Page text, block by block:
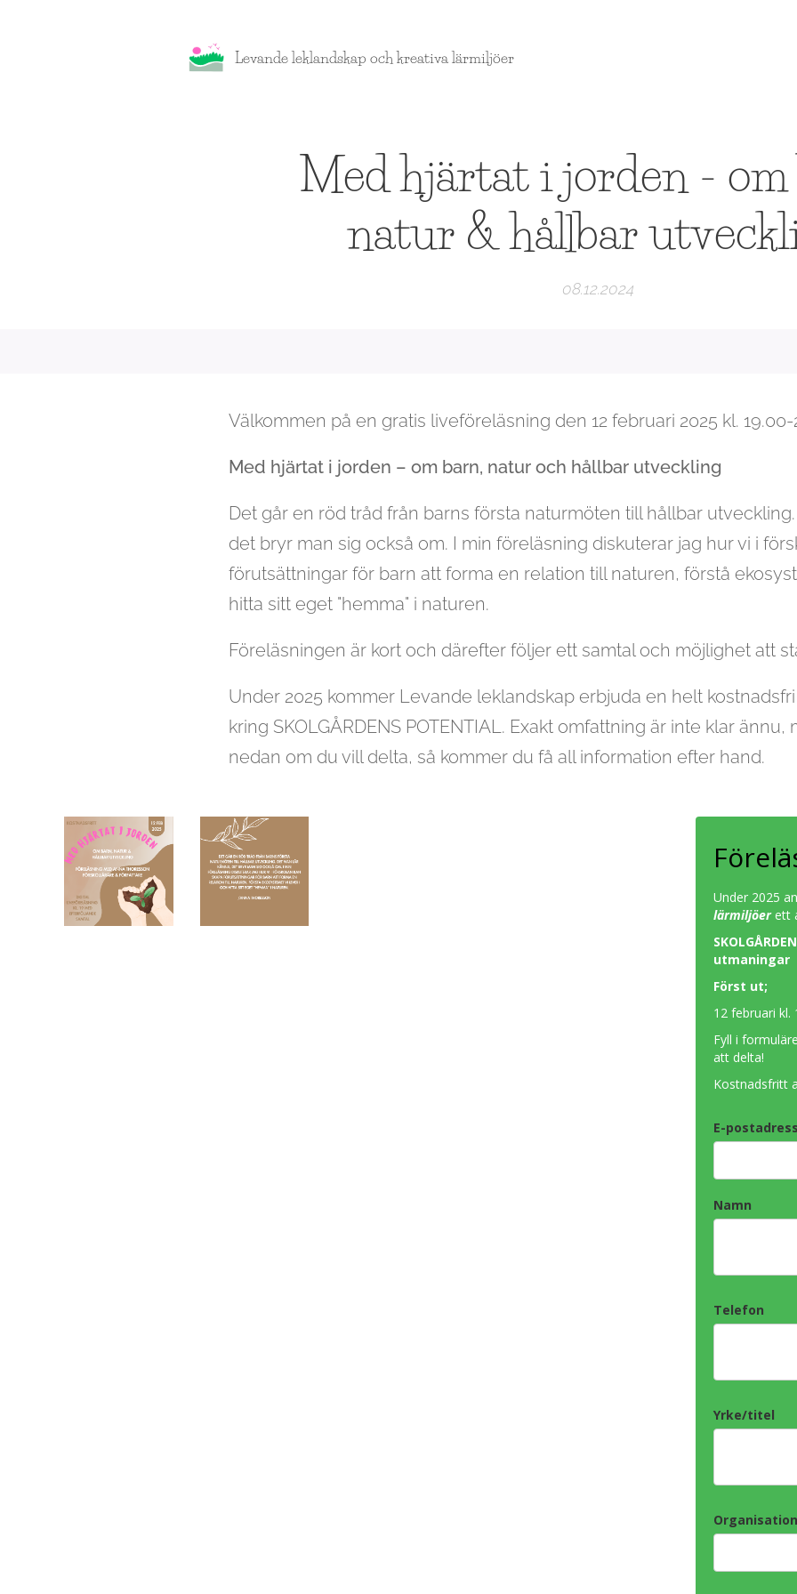
Levande leklandskap och kreativa lärmiljöer
Med hjärtat i jorden - om
natur & hållbar
08.12.2024
Välkommen på en gratis liveföreläsning den 12 februari 2025 kl.
Med hjärtat i jorden – om barn, natur och hållbar utveckling
Det går en röd tråd från barns första naturmöten till hållbar
det bryr man sig också om. I min föreläsning diskuterar jag hur vi i
förutsättningar för barn att forma en relation till naturen, förstå
hitta sitt eget "hemma" i naturen.
Föreläsningen är kort och därefter följer ett samtal och möjlighet att
Under 2025 kommer Levande leklandskap erbjuda en helt
kring SKOLGÅRDENS POTENTIAL. Exakt omfattning är inte klar
nedan om du vill delta, så kommer du få all information efter hand.
Under 2025
lärmiljöer ett
utmaningar
Först ut;
12 februari kl.
Fyll i
att delta!
Kostnadsfritt
E-
Namn
Telefon
Yrke/titel
Organisation